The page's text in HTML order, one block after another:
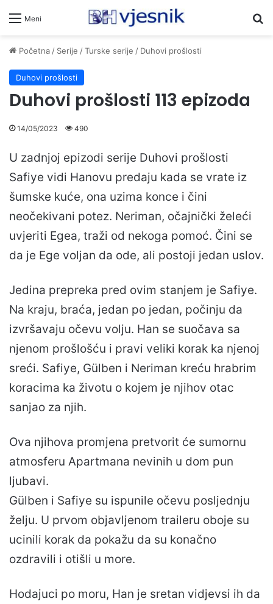
Meni
Početna/ Serije /Turske serije / Duhovi prošlosti
Duhovi prošlosti
Duhovi prošlosti 113 epizoda
14/05/2023 490
U zadnjoj epizodi serije Duhovi prošlosti
Safiye vidi Hanovu predaju kada se vrate iz
šumske kuće, ona uzima konce i čini
neočekivani potez. Neriman, očajnički želeći
uvjeriti Egea, traži od nekoga pomoć. Čini se
da je Ege voljan da ode, ali postoji jedan uslov.
Jedina prepreka pred ovim stanjem je Safiye.
Na kraju, braća, jedan po jedan, počinju da
izvršavaju očevu volju. Han se suočava sa
njenom prošlošću i pravi veliki korak ka njenoj
sreći. Safiye, Gülben i Neriman kreću hrabrim
koracima ka životu o kojem je njihov otac
sanjao za njih.
Ova njihova promjena pretvorit će sumornu
atmosferu Apartmana nevinih u dom pun
ljubavi.
Gülben i Safiye su ispunile očevu posljednju
želju. U prvom objavljenom traileru oboje su
ucinili korak da pokažu da su konačno
ozdravili i otišli u more.
Hodajuci po moru, Han je sretan vidjevsi ih da